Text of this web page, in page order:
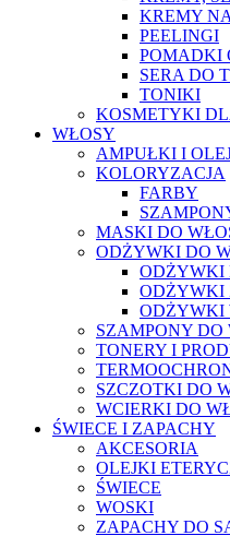
KREMY
PEELINGI
POMADKI
SERA DO
TONIKI
KOSMETYKI
WŁOSY
AMPUŁKI I
KOLORYZACJA
FARBY
MASKI DO
ODŻYWKI DO
ODŻYWKI
ODŻYWKI
ODŻYWKI
SZAMPONY DO
TONERY I
SZCZOTKI DO
WCIERKI DO
ŚWIECE I ZAPACHY
AKCESORIA
OLEJKI
ŚWIECE
WOSKI
ZAPACHY DO